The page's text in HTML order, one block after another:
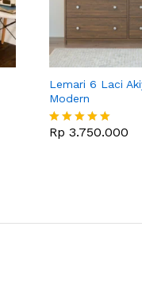
Lemari 6 Laci
Modern
Dinilai
Rp 3.750.000